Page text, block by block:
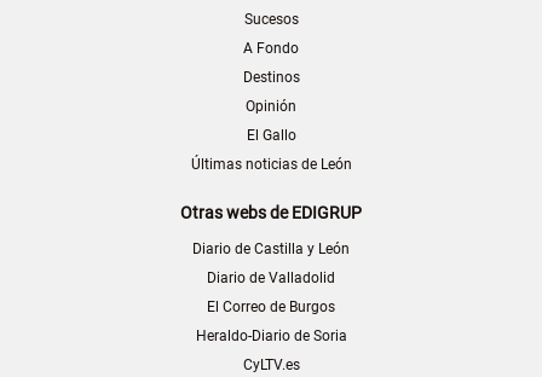
Sucesos
A Fondo
Destinos
Opinión
El Gallo
Últimas noticias de León
Otras webs de EDIGRUP
Diario de Castilla y León
Diario de Valladolid
El Correo de Burgos
Heraldo-Diario de Soria
CyLTV.es